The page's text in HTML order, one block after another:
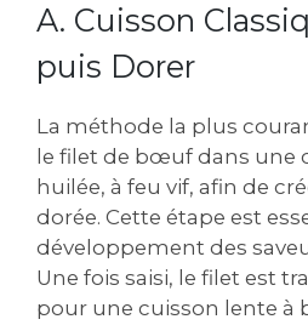
A. Cuisson
puis Dorer
La méthode la plus
le filet de bœuf dans une
huilée, à feu vif, afin de
dorée. Cette étape est
développement des
Une fois saisi, le filet est
pour une cuisson lente à